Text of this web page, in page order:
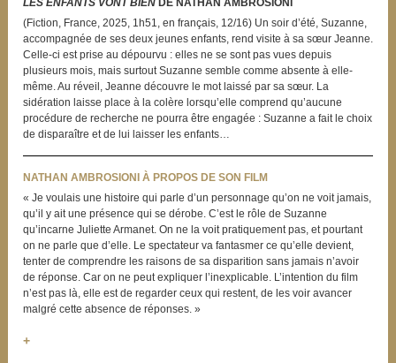
LES ENFANTS VONT BIEN DE NATHAN AMBROSIONI
(Fiction, France, 2025, 1h51, en français, 12/16) Un soir d’été, Suzanne,
accompagnée de ses deux jeunes enfants, rend visite à sa sœur Jeanne.
Celle-ci est prise au dépourvu : elles ne se sont pas vues depuis
plusieurs mois, mais surtout Suzanne semble comme absente à elle-
même. Au réveil, Jeanne découvre le mot laissé par sa sœur. La
sidération laisse place à la colère lorsqu’elle comprend qu’aucune
procédure de recherche ne pourra être engagée : Suzanne a fait le choix
de disparaître et de lui laisser les enfants…
NATHAN AMBROSIONI À PROPOS DE SON FILM
« Je voulais une histoire qui parle d’un personnage qu’on ne voit jamais,
qu’il y ait une présence qui se dérobe. C’est le rôle de Suzanne
qu’incarne Juliette Armanet. On ne la voit pratiquement pas, et pourtant
on ne parle que d’elle. Le spectateur va fantasmer ce qu’elle devient,
tenter de comprendre les raisons de sa disparition sans jamais n’avoir
de réponse. Car on ne peut expliquer l’inexplicable. L’intention du film
n’est pas là, elle est de regarder ceux qui restent, de les voir avancer
malgré cette absence de réponses. »
+